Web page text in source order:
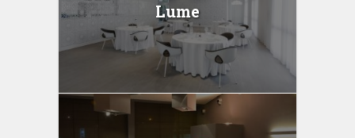
Lume